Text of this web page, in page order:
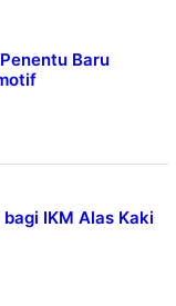
Baru
IKM Alas Kaki